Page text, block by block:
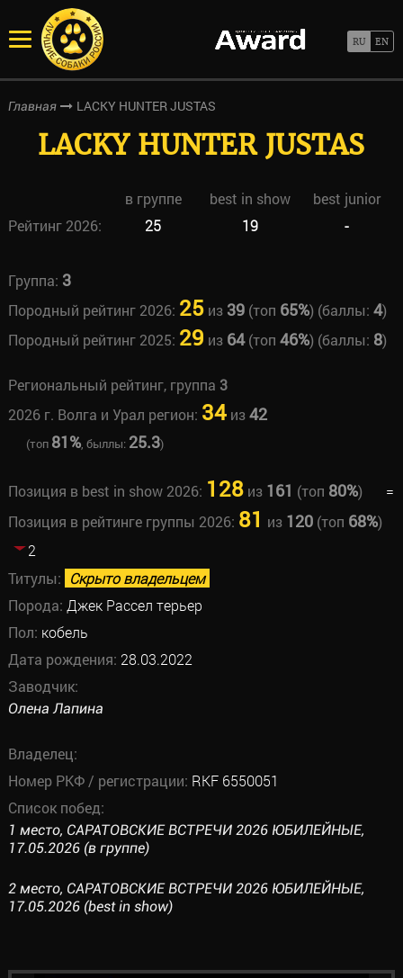
Главная LACKY HUNTER JUSTAS
LACKY HUNTER JUSTAS
в группе best in show
best junior
Рейтинг 2026:
25 19 -
Группа: 3
Породный рейтинг 2026: 25из 39(топ 65%) (баллы: 4)
Породный рейтинг 2025: 29 из 64(топ 46%) (баллы: 8)
Региональный рейтинг, группа 3
2026 г. Волга и Урал регион: 34из42
(топ 81%, быллы: 25.3)
Позиция в best in show 2026: 128из 161 (топ 80%)
=
Позиция в рейтинге группы 2026: 81 из 120(топ 68%)
2
Титулы: Скрыто владельцем
Порода: Джек Рассел терьер
Пол: кобель
Дата рождения: 28.03.2022
Заводчик:
Олена Лапина
Владелец:
Номер РКФ / регистрации: RKF 6550051
Список побед:
1 место, САРАТОВСКИЕ ВСТРЕЧИ 2026 ЮБИЛЕЙНЫЕ,
17.05.2026 (в группе)
2 место, САРАТОВСКИЕ ВСТРЕЧИ 2026 ЮБИЛЕЙНЫЕ,
17.05.2026 (best in show)